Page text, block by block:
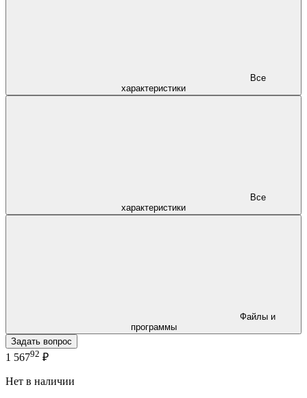
характеристики
характеристики
программы
Задать вопрос
1 56792 ₽
Нет в наличии